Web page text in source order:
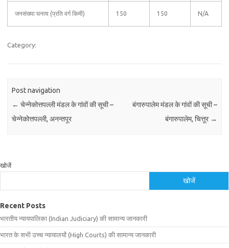
जनसंख्या घनत्व (प्रति वर्ग किमी) 150 150 N/A
Category:
Post navigation
← चेन्नेकोत्तपल्ली मंडल के गांवों की सूची –
चेन्नेकोत्तपल्ली, अनन्तपूर
बंगारुपालेम मंडल के गांवों की सूची –
बंगारुपालेम, चित्तूर →
खोजें
खोजें
Recent Posts
भारतीय न्यायपालिका (Indian Judiciary) की सामान्य जानकारी
भारत के सभी उच्च न्यायालयों (High Courts) की सामान्य जानकारी